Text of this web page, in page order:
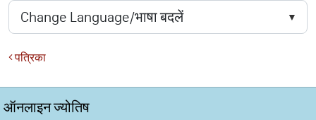
पत्रिका
ऑनलाइन ज्योतिष